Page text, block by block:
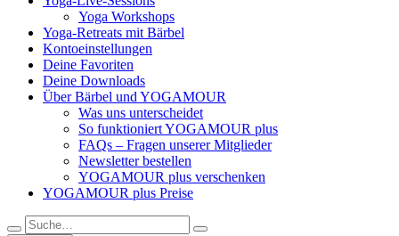
Yoga Workshops
Yoga-Retreats mit Bärbel
Kontoeinstellungen
Deine Favoriten
Deine Downloads
Über Bärbel und YOGAMOUR
Was uns unterscheidet
So funktioniert YOGAMOUR plus
FAQs – Fragen unserer Mitglieder
Newsletter bestellen
YOGAMOUR plus verschenken
YOGAMOUR plus Preise